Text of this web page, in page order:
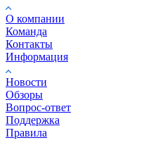
О компании
Команда
Контакты
Информация
Новости
Обзоры
Вопрос-ответ
Поддержка
Правила